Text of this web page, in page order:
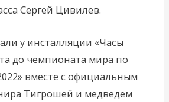
Сергей Цивилев.
у инсталляции «Часы
до чемпионата мира по
вместе с официальным
Тигрошей и медведем